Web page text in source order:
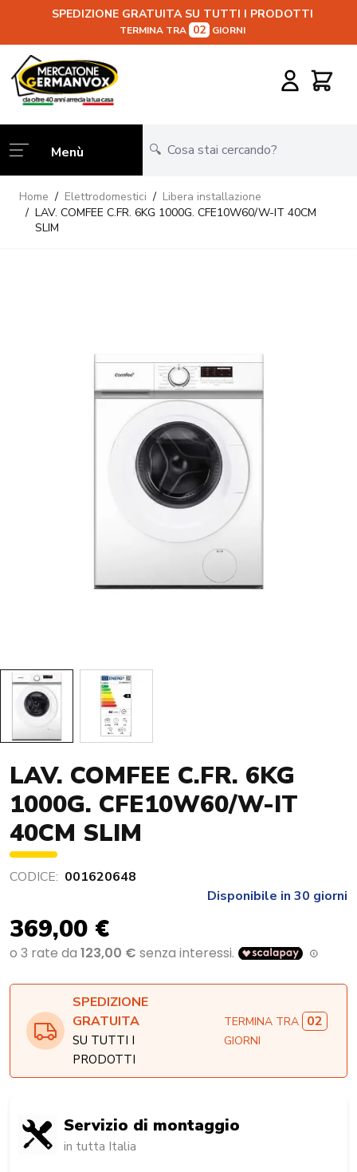
SPEDIZIONE GRATUITA SU TUTTI I PRODOTTI
TERMINA TRA 02 GIORNI
Salta al contenuto
Carrello
Menù
Home / Elettrodomestici / Libera installazione
/ LAV. COMFEE C.FR. 6KG 1000G. CFE10W60/W-IT 40CM
SLIM
LAV. COMFEE C.FR. 6KG
1000G. CFE10W60/W-IT
40CM SLIM
CODICE: 001620648
Disponibile in 30 giorni
369,00 €
SPEDIZIONE
GRATUITA
SU TUTTI I
PRODOTTI
TERMINA TRA 02
GIORNI
Servizio di montaggio
in tutta Italia